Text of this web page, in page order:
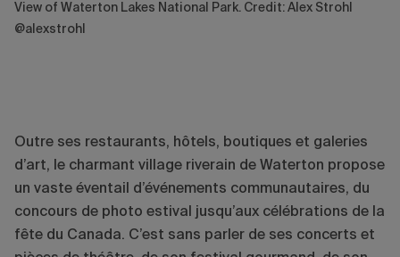
View of Waterton Lakes National Park. Credit: Alex Strohl
@alexstrohl
Outre ses restaurants, hôtels, boutiques et galeries
d’art, le charmant village riverain de Waterton propose
un vaste éventail d’événements communautaires, du
concours de photo estival jusqu’aux célébrations de la
fête du Canada. C’est sans parler de ses concerts et